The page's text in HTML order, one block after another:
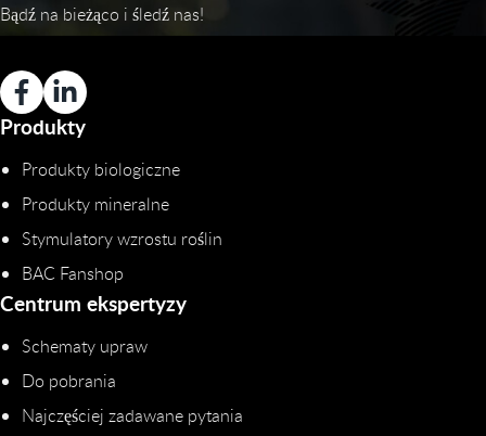
Bądź na bieżąco i śledź nas!
Produkty
Produkty biologiczne
Produkty mineralne
Stymulatory wzrostu roślin
BAC Fanshop
Centrum ekspertyzy
Schematy upraw
Do pobrania
Najczęściej zadawane pytania